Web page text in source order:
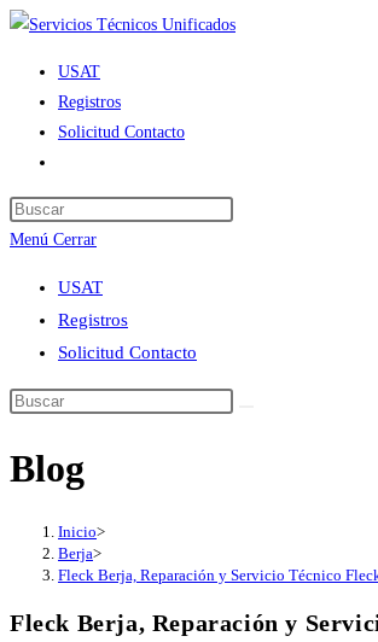
Ir
contenido
USAT
Registros
Solicitud Contacto
de
la
web
Menú Cerrar
USAT
Registros
Solicitud Contacto
Blog
Inicio>
Berja>
Fleck Berja, Reparación y Servicio Técnico
Fleck Berja, Reparación y